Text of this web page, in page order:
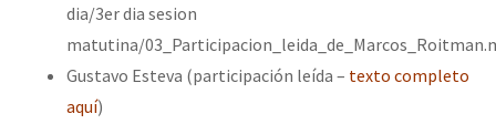
dia/3er dia sesion
matutina/
Gustavo Esteva (participación leída – texto completo
aquí)